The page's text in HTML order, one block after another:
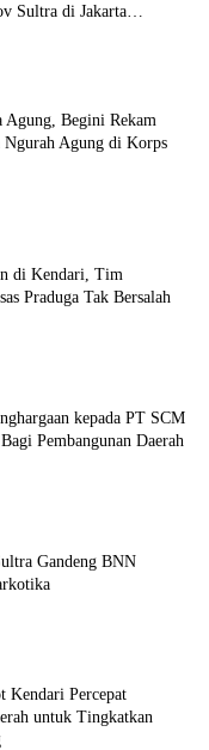
Sultra di Jakarta
Agung, Begini Rekam
Agung di Korps
di Kendari, Tim
Praduga Tak Bersalah
kepada PT SCM
Pembangunan Daerah
Gandeng BNN
Kendari Percepat
untuk Tingkatkan